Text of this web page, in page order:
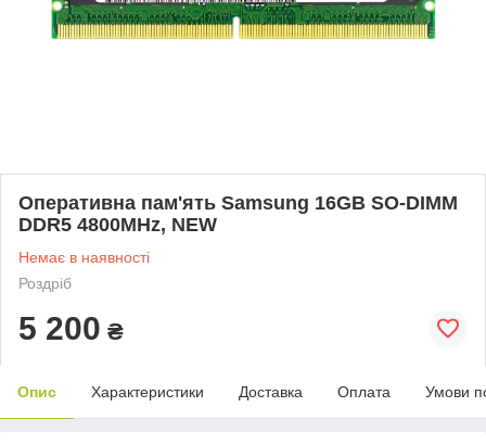
Оперативна пам'ять Samsung 16GB SO-DIMM
DDR5 4800MHz, NEW
Немає в наявності
Роздріб
5 200 ₴
Опис Характеристики Доставка Оплата Умови